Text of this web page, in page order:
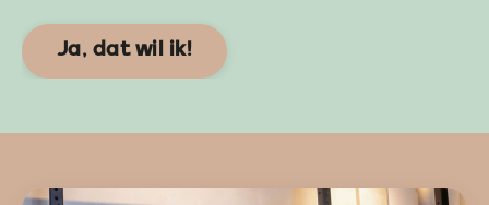
Ja, dat wil ik!